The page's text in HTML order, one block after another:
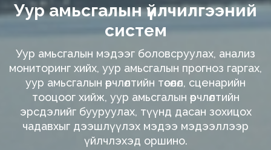
Уур амьсгалын үйлчилгээний
систем
Уур амьсгалын мэдээг боловсруулах, анализ
мониторинг хийх, уур амьсгалын прогноз гаргах,
уур амьсгалын өөрчлөлтийн төсөөлөл, сценарийн
тооцоог хийж, уур амьсгалын өөрчлөлтийн
эрсдэлийг бууруулах, түүнд дасан зохицох
чадавхыг дээшлүүлэх мэдээ мэдээллээр
үйлчлэхэд оршино.